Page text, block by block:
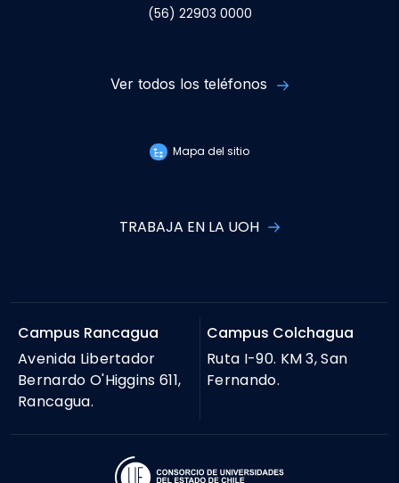
(56) 22903 0000
Ver todos los teléfonos
Mapa del sitio
TRABAJA EN LA UOH
Campus Rancagua
Avenida Libertador
Bernardo O'Higgins 611,
Rancagua.
Campus Colchagua
Ruta I-90. KM 3, San
Fernando.